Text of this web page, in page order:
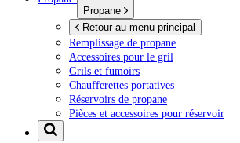
Propane
Retour au menu principal
Remplissage de propane
Accessoires pour le gril
Grils et fumoirs
Chaufferettes portatives
Réservoirs de propane
Pièces et accessoires pour réservoir